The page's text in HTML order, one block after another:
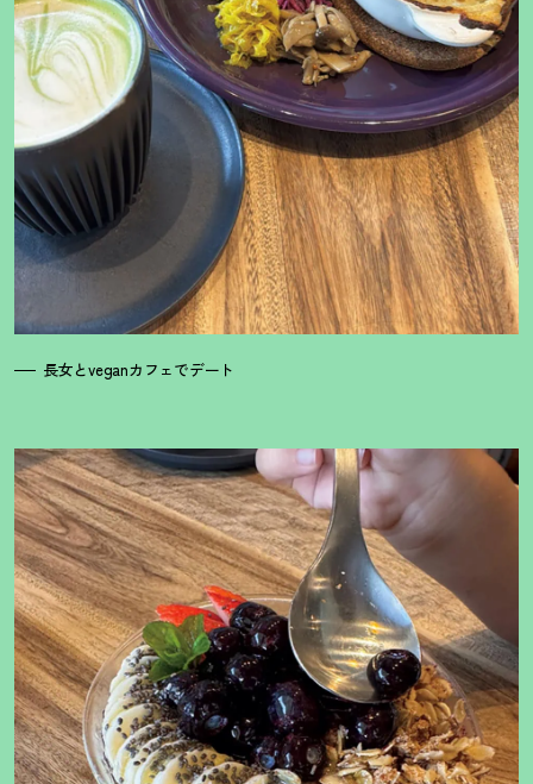
長女とveganカフェでデート